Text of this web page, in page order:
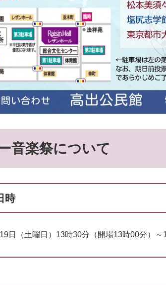
音楽祭について
時
日（土曜日）13時30分（開場13時00分）～